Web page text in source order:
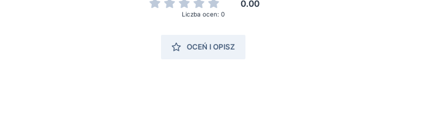
0.00
Liczba ocen: 0
OCEŃ I OPISZ